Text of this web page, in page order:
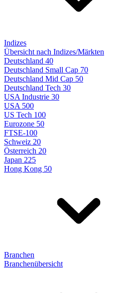
Indizes
Übersicht nach Indizes/Märkten
Deutschland 40
Deutschland Small Cap 70
Deutschland Mid Cap 50
Deutschland Tech 30
USA Industrie 30
USA 500
US Tech 100
Eurozone 50
FTSE-100
Schweiz 20
Österreich 20
Japan 225
Hong Kong 50
Branchen
Branchenübersicht